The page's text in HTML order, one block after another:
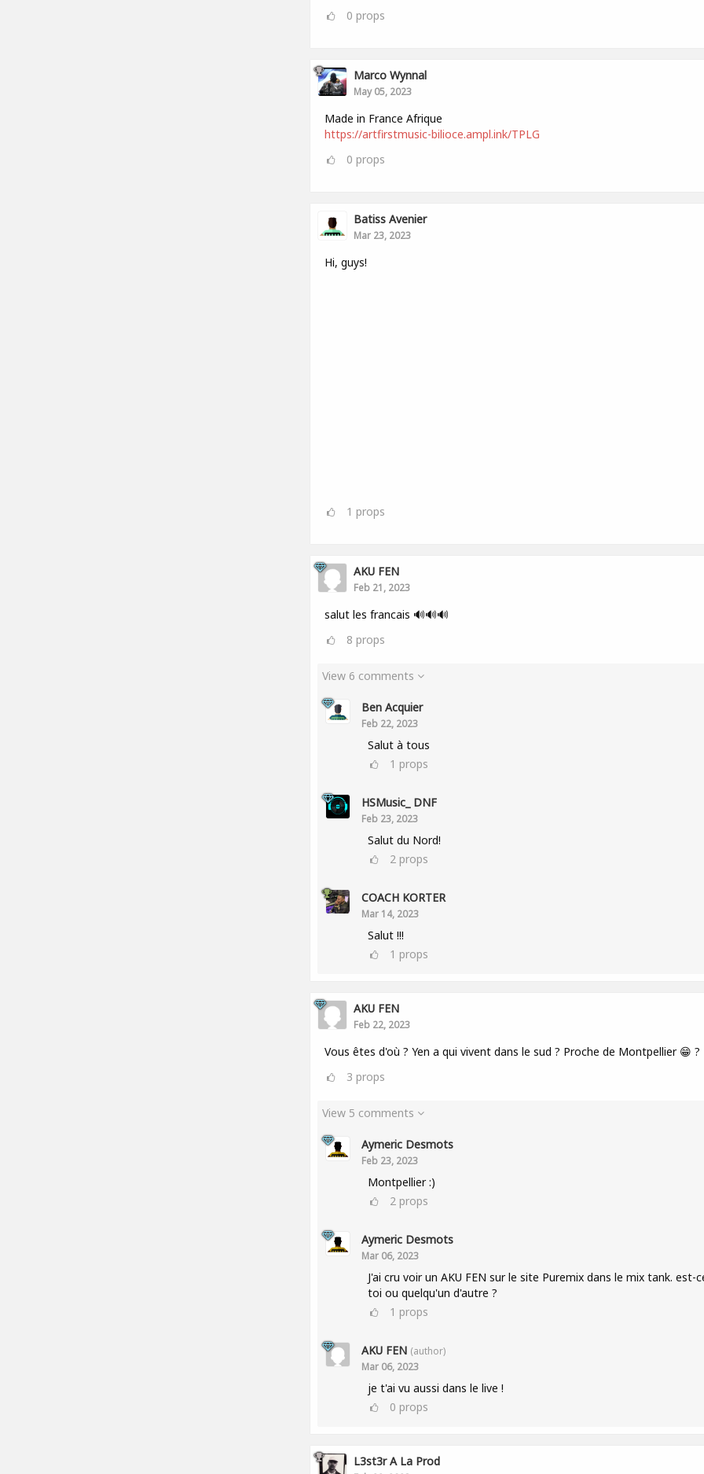
0 props
Marco Wynnal
May 05, 2023
Made in France Afrique
https://artfirstmusic-bilioce.ampl.ink/TPLG
0 props
Batiss Avenier
Mar 23, 2023
Hi, guys!
1 props
AKU FEN
Feb 21, 2023
salut les francais 🔊🔊🔊
8 props
View 6 comments
Ben Acquier
Feb 22, 2023
Salut à tous
1 props
HSMusic_ DNF
Feb 23, 2023
Salut du Nord!
2 props
COACH KORTER
Mar 14, 2023
Salut !!!
1 props
AKU FEN
Feb 22, 2023
Vous êtes d'où ? Yen a qui vivent dans le sud ? Proche de Montpellier 😁 ?
3 props
View 5 comments
Aymeric Desmots
Feb 23, 2023
Montpellier :)
2 props
Aymeric Desmots
Mar 06, 2023
J'ai cru voir un AKU FEN sur le site Puremix dans le mix tank. est-
toi ou quelqu'un d'autre ?
1 props
AKU FEN (author)
Mar 06, 2023
je t'ai vu aussi dans le live !
0 props
L3st3r A La Prod